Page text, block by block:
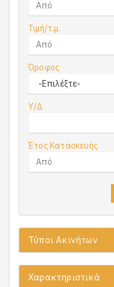
Τιμή/τ.μ.
Όροφος
Υ/Δ
Έτος Κατασκευής
Τύποι Ακινήτων
Χαρακτηριστικά